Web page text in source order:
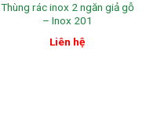
Thùng rác inox 2 ngăn giả gỗ
– Inox 201
Liên hệ